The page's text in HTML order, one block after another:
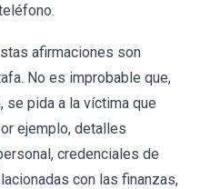
afirmaciones son
No es improbable que,
se pida a la víctima que
ejemplo, detalles
credenciales de
con las finanzas,